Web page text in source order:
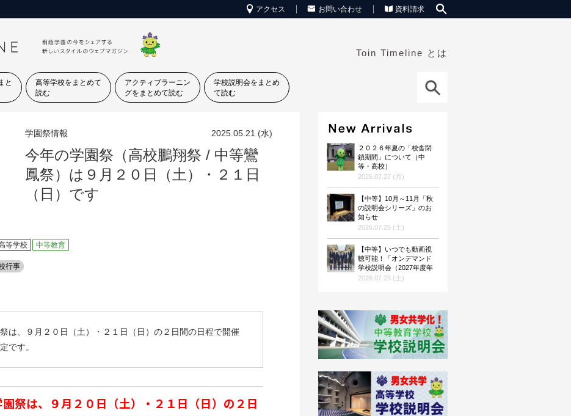
アクセス お問い合わせ 資料請求
Toin Timeline とは
と
高等学校をまとめて
読む
アクティブラーニン
グをまとめて読む
学校説明会をまとめ
て読む
学園祭情報 2025.05.21 (水)
今年の学園祭（高校鵬翔祭 / 中等鸞
鳳祭）は９月２０日（土）・２１日
（日）です
等学校 中等教育
行事
は、９月２０日（土）・２１日（日）の２日間の日程で開催
です。
祭は、９月２０日（土）・２１日（日）の２日
２０２６年夏の「校舎閉
鎖期間」について（中
等・高校）
2026.07.27 (月)
【中等】10月～11月「秋
の説明会シリーズ」のお
知らせ
2026.07.25 (土)
【中等】いつでも動画視
聴可能！「オンデマンド
学校説明会（2027年度年
度入試向け）」を公開！
2026.07.25 (土)